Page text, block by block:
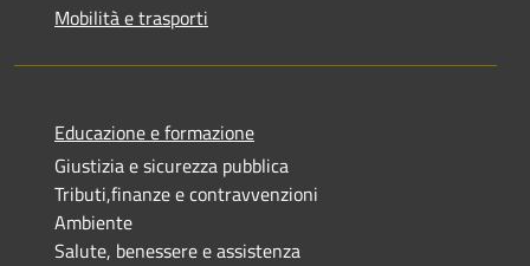
Mobilità e trasporti
Educazione e formazione
Giustizia e sicurezza pubblica
Tributi,finanze e contravvenzioni
Ambiente
Salute, benessere e assistenza